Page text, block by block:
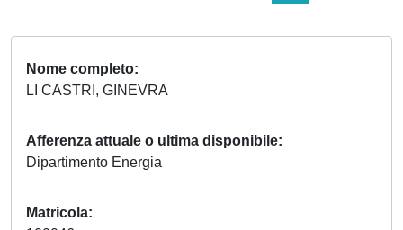
Nome completo
LI CASTRI, GINEVRA
Afferenza attuale o ultima disponibile
Dipartimento Energia
Matricola